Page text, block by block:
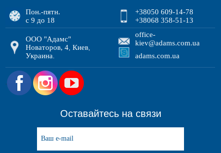
Пон.-пятн.
с 9 до 18
+38050 609-14-78
+38068 358-51-13
ООО "Адамс"
Новаторов, 4 ,Киев
Украина
office-
kiev@adams.com.ua
adams.com.ua
.
Оставайтесь на связи